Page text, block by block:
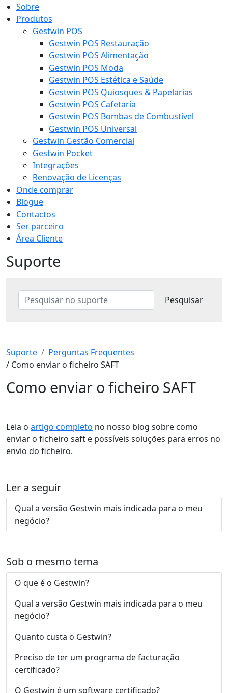
Sobre
Produtos
Gestwin POS
Gestwin POS Restauração
Gestwin POS Alimentação
Gestwin POS Moda
Gestwin POS Estética e Saúde
Gestwin POS Quiosques & Papelarias
Gestwin POS Cafetaria
Gestwin POS Bombas de Combustível
Gestwin POS Universal
Gestwin Gestão Comercial
Gestwin Pocket
Integrações
Renovação de Licenças
Onde comprar
Blogue
Contactos
Ser parceiro
Área Cliente
Suporte
Suporte
Perguntas Frequentes
/ Como enviar o ficheiro SAFT
Como enviar o ficheiro SAFT
Leia o artigo completo no nosso blog sobre como
enviar o ficheiro saft e possíveis soluções para erros no
envio do ficheiro.
Ler a seguir
Qual a versão Gestwin mais indicada para o meu
negócio?
Sob o mesmo tema
O que é o Gestwin?
Qual a versão Gestwin mais indicada para o meu
negócio?
Quanto custa o Gestwin?
Preciso de ter um programa de facturação
certificado?
O Gestwin é um software certificado?